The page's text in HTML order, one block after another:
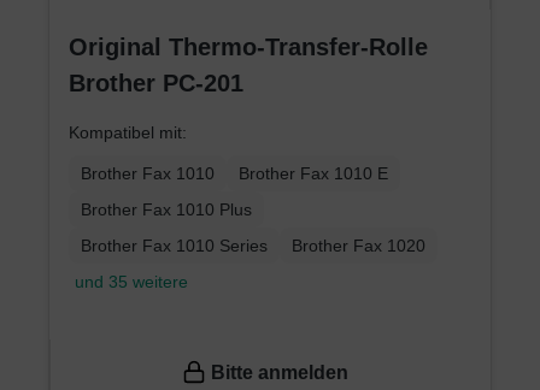
Original Thermo-Transfer-Rolle
Brother PC-201
Kompatibel mit:
Brother Fax 1010
Brother Fax 1010 E
Brother Fax 1010 Plus
Brother Fax 1010 Series
Brother Fax 1020
und 35 weitere
Bitte anmelden